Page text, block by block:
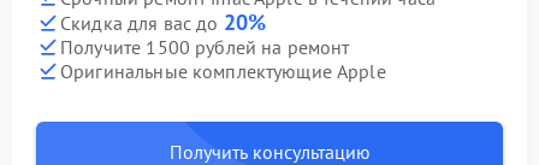
Скидка для вас до 20%
Получите 1500 рублей на ремонт
Оригинальные комплектующие Apple
Получить консультацию